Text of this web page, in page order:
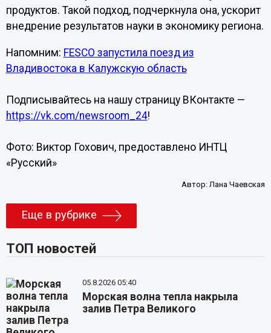
продуктов. Такой подход, подчеркнула она, ускорит
внедрение результатов науки в экономику региона.
Напомним: FESCO запустила поезд из
Владивостока в Калужскую область
Подписывайтесь на нашу страницу ВКонтакте —
https://vk.com/newsroom_24!
Фото: Виктор Гохович, предоставлено ИНТЦ
«Русский»
Автор: Лана Чаевская
Еще в рубрике
ТОП новостей
05.8.2026 05:40
Морская волна тепла накрыла
залив Петра Великого